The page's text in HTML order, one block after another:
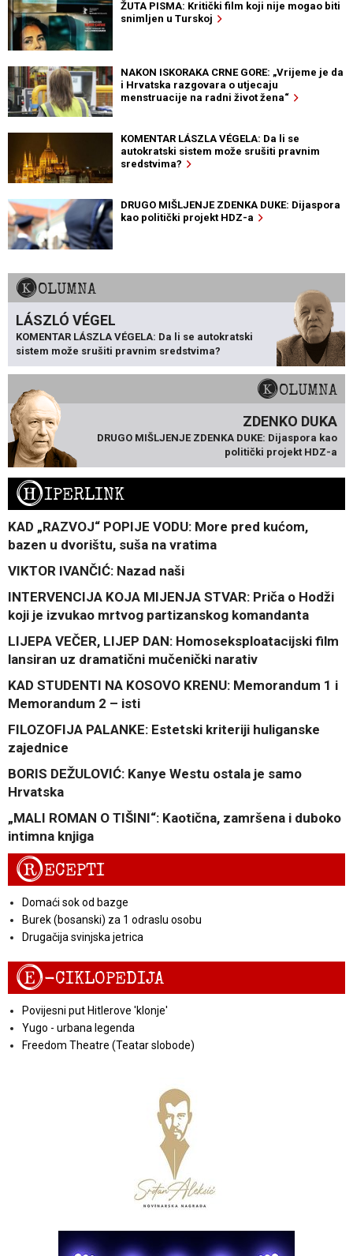
ŽUTA PISMA: Kritički film koji nije mogao biti
snimljen u Turskoj
NAKON ISKORAKA CRNE GORE: „Vrijeme je da
i Hrvatska razgovara o utjecaju
menstruacije na radni život žena“
KOMENTAR LÁSZLA VÉGELA: Da li se
autokratski sistem može srušiti pravnim
sredstvima?
DRUGO MIŠLJENJE ZDENKA DUKE: Dijaspora
kao politički projekt HDZ-a
KOLUMNA
LÁSZLÓ VÉGEL
KOMENTAR LÁSZLA VÉGELA: Da li se autokratski
sistem može srušiti pravnim sredstvima?
KOLUMNA
ZDENKO DUKA
DRUGO MIŠLJENJE ZDENKA DUKE: Dijaspora kao
politički projekt HDZ-a
HIPERLINK
KAD „RAZVOJ“ POPIJE VODU: More pred kućom,
bazen u dvorištu, suša na vratima
VIKTOR IVANČIĆ: Nazad naši
INTERVENCIJA KOJA MIJENJA STVAR: Priča o Hodži
koji je izvukao mrtvog partizanskog komandanta
LIJEPA VEČER, LIJEP DAN: Homoseksploatacijski film
lansiran uz dramatični mučenički narativ
KAD STUDENTI NA KOSOVO KRENU: Memorandum 1 i
Memorandum 2 – isti
FILOZOFIJA PALANKE: Estetski kriteriji huliganske
zajednice
BORIS DEŽULOVIĆ: Kanye Westu ostala je samo
Hrvatska
„MALI ROMAN O TIŠINI“: Kaotična, zamršena i duboko
intimna knjiga
RECEPTI
Domaći sok od bazge
Burek (bosanski) za 1 odraslu osobu
Drugačija svinjska jetrica
E-CIKLOPEDIJA
Povijesni put Hitlerove 'klonje'
Yugo - urbana legenda
Freedom Theatre (Teatar slobode)